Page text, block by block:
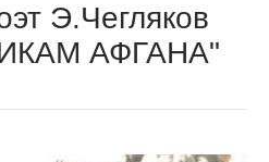
Э.Чегляков
АФГАНА"